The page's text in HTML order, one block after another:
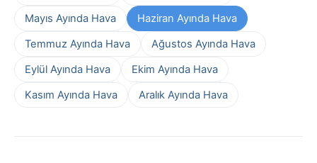
Mayıs Ayında Hava
Haziran Ayında Hava
Temmuz Ayında Hava
Ağustos Ayında Hava
Eylül Ayında Hava
Ekim Ayında Hava
Kasım Ayında Hava
Aralık Ayında Hava